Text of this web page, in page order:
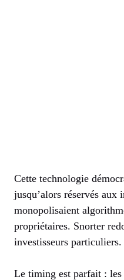
Cette technologie
jusqu’alors réservés aux
monopolisaient
propriétaires. Snorter
investisseurs particuliers.
Le timing est parfait : les